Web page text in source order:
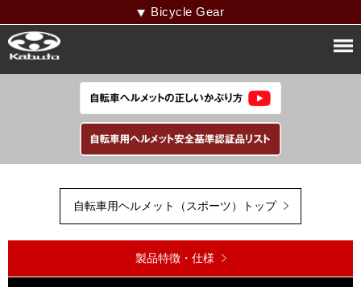
Bicycle Gear
自転車用ヘルメット（スポーツ）トップ
製品特徴・仕様